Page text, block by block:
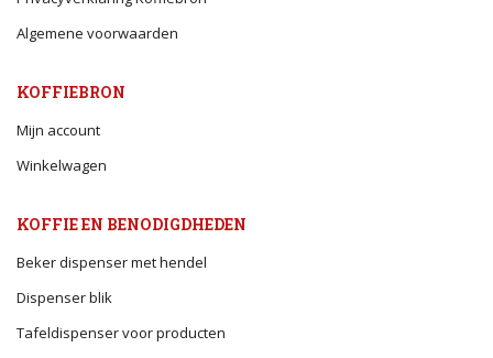
Algemene voorwaarden
KOFFIEBRON
Mijn account
Winkelwagen
KOFFIE EN BENODIGDHEDEN
Beker dispenser met hendel
Dispenser blik
Tafeldispenser voor producten